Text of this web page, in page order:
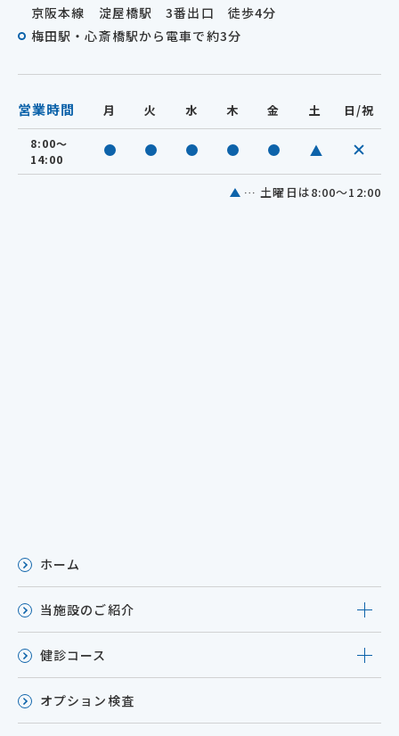
京阪本線 淀屋橋駅 3番出口 徒歩4分
梅田駅・心斎橋駅から電車で約3分
営業時間 月 火 水 木 金 土 日/祝
8:00～
14:00
療中診療中 診療中 診療中 診療中 休診
… 土曜日は8:00～12:00
ホーム
当施設のご紹介
健診コース
オプション検査